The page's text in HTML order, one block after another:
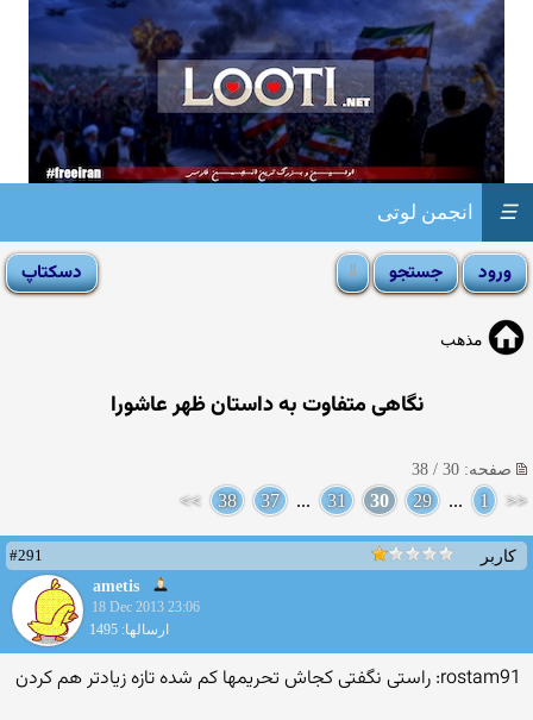
انجمن لوتی ☰
مذهب
نگاهی متفاوت به داستان ظهر عاشورا
صفحه: 30 / 38
<<
1
...
29
30
31
...
37
38
>>
کاربر
#291
ametis
18 Dec 2013 23:06
ارسالها: 1495
rostam91: راستی نگفتی کجاش تحریمها کم شده تازه زیادتر هم کردن